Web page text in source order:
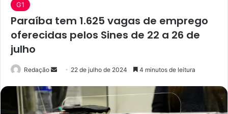
G1
Paraíba tem 1.625 vagas de emprego
oferecidas pelos Sines de 22 a 26 de
julho
Redação
d
22 de julho de 2024 4 minutos de leitura